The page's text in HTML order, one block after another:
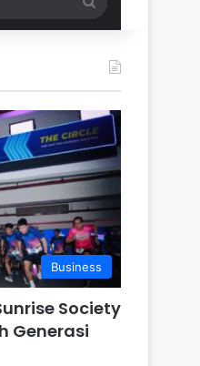
for
Business
Society
Generasi